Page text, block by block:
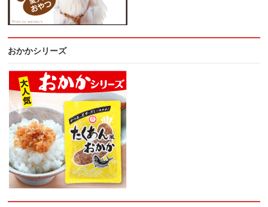
おかかシリーズ